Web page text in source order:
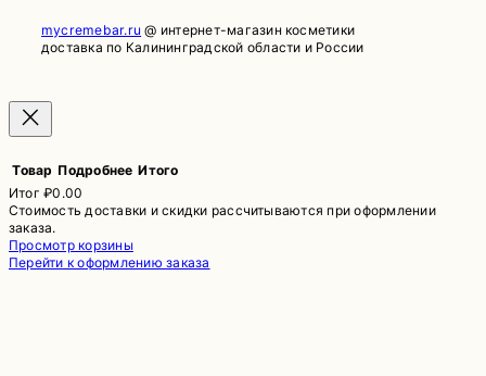
mycremebar.ru @ интернет-магазин косметики
доставка по Калининградской области и России
Товары
в
Товар Подробнее Итого
Итог₽0.00
Стоимость доставки и скидки рассчитываются при оформлении
заказа.
Просмотр корзины
Перейти к оформлению заказа